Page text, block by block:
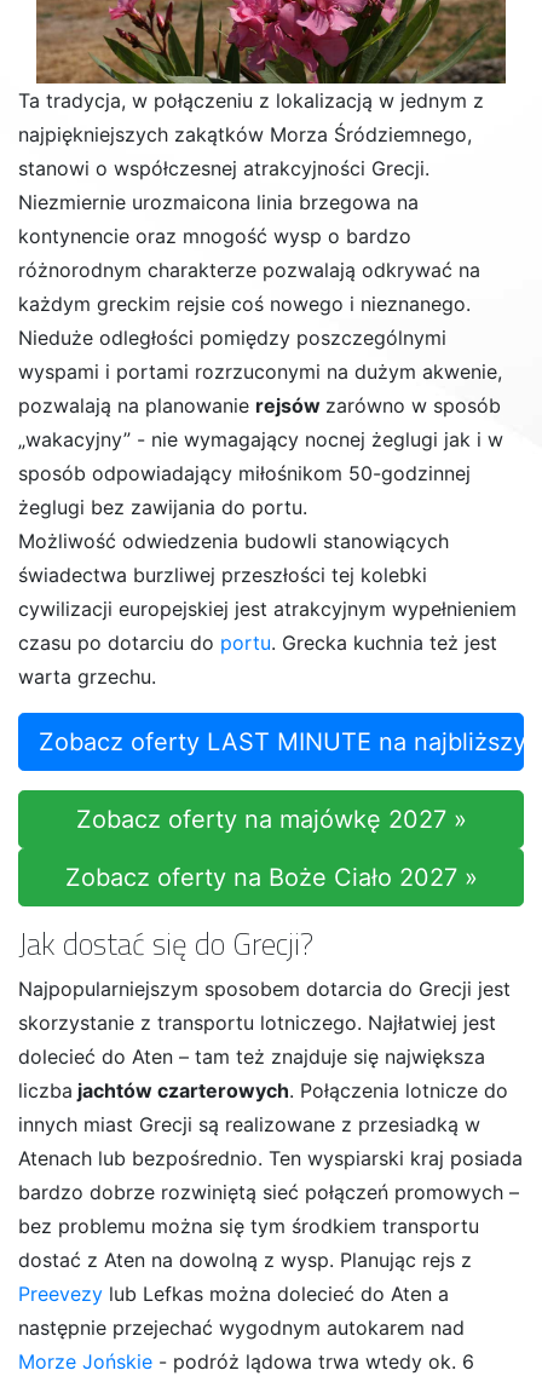
Ta tradycja, w połączeniu z lokalizacją w jednym z
najpiękniejszych zakątków Morza Śródziemnego,
stanowi o współczesnej atrakcyjności Grecji.
Niezmiernie urozmaicona linia brzegowa na
kontynencie oraz mnogość wysp o bardzo
różnorodnym charakterze pozwalają odkrywać na
każdym greckim rejsie coś nowego i nieznanego.
Nieduże odległości pomiędzy poszczególnymi
wyspami i portami rozrzuconymi na dużym akwenie,
pozwalają na planowanie rejsów zarówno w sposób
„wakacyjny” - nie wymagający nocnej żeglugi jak i w
sposób odpowiadający miłośnikom 50-godzinnej
żeglugi bez zawijania do portu.
Możliwość odwiedzenia budowli stanowiących
świadectwa burzliwej przeszłości tej kolebki
cywilizacji europejskiej jest atrakcyjnym wypełnieniem
czasu po dotarciu do portu. Grecka kuchnia też jest
warta grzechu.
Zobacz oferty LAST MINUTE na najbliższy
Zobacz oferty na majówkę 2027 »
Zobacz oferty na Boże Ciało 2027 »
Jak dostać się do Grecji?
Najpopularniejszym sposobem dotarcia do Grecji jest
skorzystanie z transportu lotniczego. Najłatwiej jest
dolecieć do Aten – tam też znajduje się największa
liczba jachtów czarterowych. Połączenia lotnicze do
innych miast Grecji są realizowane z przesiadką w
Atenach lub bezpośrednio. Ten wyspiarski kraj posiada
bardzo dobrze rozwiniętą sieć połączeń promowych –
bez problemu można się tym środkiem transportu
dostać z Aten na dowolną z wysp. Planując rejs z
Preevezy lub Lefkas można dolecieć do Aten a
następnie przejechać wygodnym autokarem nad
Morze Jońskie - podróż lądowa trwa wtedy ok. 6